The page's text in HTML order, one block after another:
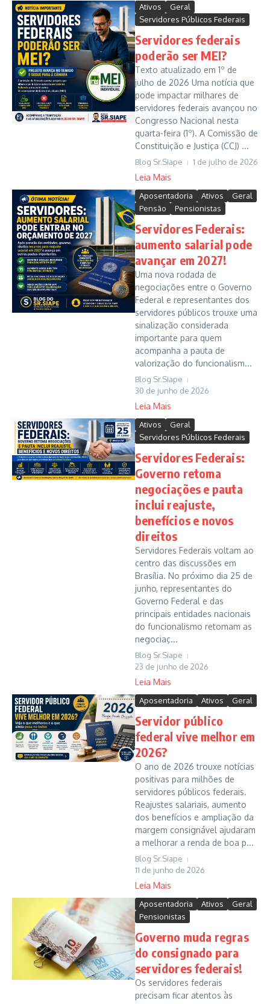
Ativos
Geral
Servidores Públicos Federais
Servidores federais
poderão ser MEI?
Texto atualizado em 1º de
julho de 2026 Uma notícia que
pode impactar milhares de
servidores federais avançou no
Congresso Nacional nesta
quarta-feira (1º). A Comissão de
Constituição e Justiça (CCJ) ...
Blog Sr.Siape 1 de julho de 2026
Leia Mais
Aposentadoria Ativos
Geral
Pensão
Pensionistas
Servidores Federais:
aumento salarial pode
avançar em 2027!
Uma nova rodada de
negociações entre o Governo
Federal e representantes dos
servidores públicos trouxe uma
sinalização considerada
importante para quem
acompanha a pauta de
valorização do funcionalism...
Blog Sr.Siape
30 de junho de 2026
Leia Mais
Ativos
Geral
Servidores Públicos Federais
Servidores Federais:
Governo retoma
negociações e pauta
inclui reajuste,
benefícios e novos
direitos
Servidores Federais voltam ao
centro das discussões em
Brasília. No próximo dia 25 de
junho, representantes do
Governo Federal e das
principais entidades nacionais
do funcionalismo retomam as
negociaç...
Blog Sr.Siape
23 de junho de 2026
Leia Mais
Aposentadoria Ativos Geral
Servidor público
federal vive melhor em
2026?
O ano de 2026 trouxe notícias
positivas para milhões de
servidores públicos federais.
Reajustes salariais, aumento
dos benefícios e ampliação da
margem consignável ajudaram
a melhorar a renda de boa p...
Blog Sr.Siape
11 de junho de 2026
Leia Mais
Aposentadoria Ativos
Geral
Pensionistas
Governo muda regras
do consignado para
servidores federais!
Os servidores federais
precisam ficar atentos às